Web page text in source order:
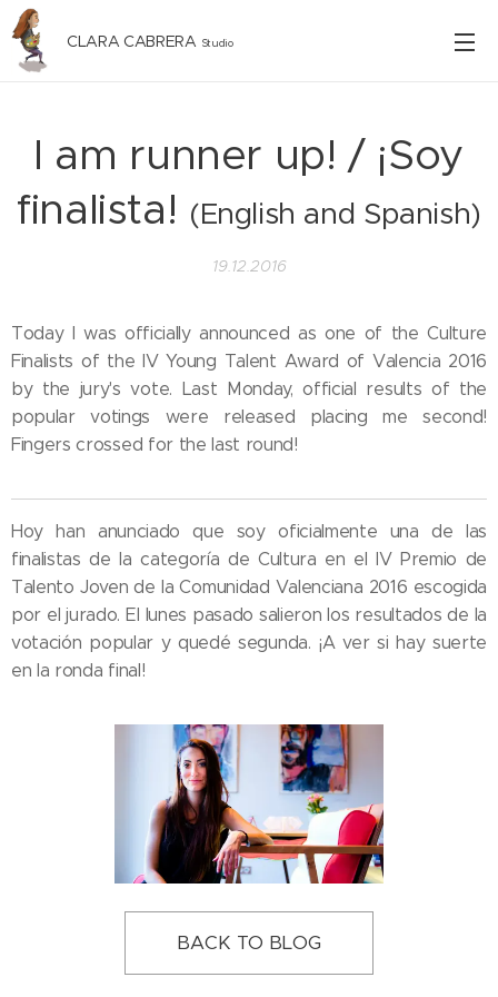
CLARA CABRERA Studio
I am runner up! / ¡Soy
finalista! (English and Spanish)
19.12.2016
Today I was officially announced as one of the Culture
Finalists of the IV Young Talent Award of Valencia 2016
by the jury's vote. Last Monday, official results of the
popular votings were released placing me second!
Fingers crossed for the last round!
Hoy han anunciado que soy oficialmente una de las
finalistas de la categoría de Cultura en el IV Premio de
Talento Joven de la Comunidad Valenciana 2016 escogida
por el jurado. El lunes pasado salieron los resultados de la
votación popular y quedé segunda. ¡A ver si hay suerte
en la ronda final!
BACK TO BLOG